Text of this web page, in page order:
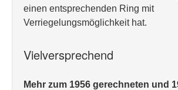
einen entsprechenden Ring mit
Verriegelungsmöglichkeit hat.
Vielversprechend
Mehr zum 1956 gerechneten und